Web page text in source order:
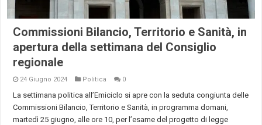
Commissioni Bilancio, Territorio e Sanità, in
apertura della settimana del Consiglio
regionale
24 Giugno 2024 Politica 0
La settimana politica all’Emiciclo si apre con la seduta congiunta delle
Commissioni Bilancio, Territorio e Sanità, in programma domani,
martedì 25 giugno, alle ore 10, per l’esame del progetto di legge